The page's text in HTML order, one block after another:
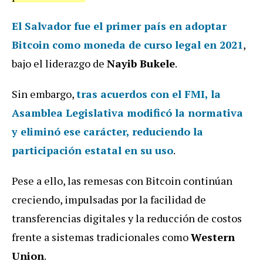
El Salvador fue el primer país en adoptar
Bitcoin como moneda de curso legal en 2021,
bajo el liderazgo de Nayib Bukele.
Sin embargo,tras acuerdos con el FMI, la
Asamblea Legislativa modificó la normativa
y eliminó ese carácter, reduciendo la
participación estatal en su uso.
Pese a ello, las remesas con Bitcoin continúan
creciendo, impulsadas por la facilidad de
transferencias digitales y la reducción de costos
frente a sistemas tradicionales comoWestern
Union.